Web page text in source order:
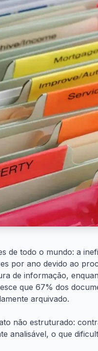
de todo o mundo: a
por ano devido ao
de informação,
que 67% dos
arquivado.
não estruturado:
analisável, o que